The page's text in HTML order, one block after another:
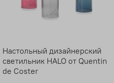
Настольный дизайнерский
светильник HALO от Quentin
de Coster